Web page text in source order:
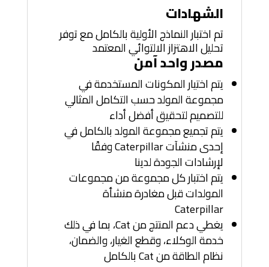
الشهادات
تم اختبار النماذج الأولية بالكامل مع توفر
تحليل الاهتزاز الالتوائي المعتمد
مصدر واحد آمن
يتم اختيار المكونات المستخدمة في
مجموعة المولد حسب التكامل المثالي
للتصميم لتحقيق أفضل أداء
يتم تجميع مجموعة المولد بالكامل في
إحدى منشآت Caterpillar وفقًا
لإرشادات الجودة لدينا
يتم اختبار كل مجموعة من مجموعات
المولدات قبل مغادرة منشأة
Caterpillar
يغطي دعم المنتج من Cat، بما في ذلك
خدمة الوكلاء، وقطع الغيار، والضمان،
نظام الطاقة من Cat بالكامل